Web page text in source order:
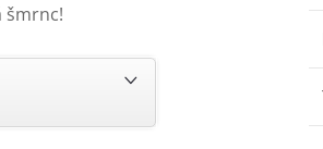
šmrnc!